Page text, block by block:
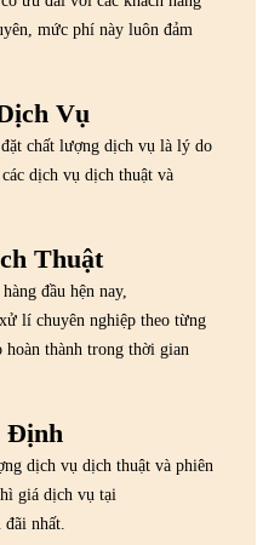
mức phí này luôn đảm
Vụ
chất lượng dịch vụ là lý do
dịch vụ dịch thuật và
Thuật
đầu hện nay,
lí chuyên nghiệp theo từng
thành trong thời gian
Định
dịch vụ dịch thuật và phiên
giá dịch vụ tại
đãi nhất.